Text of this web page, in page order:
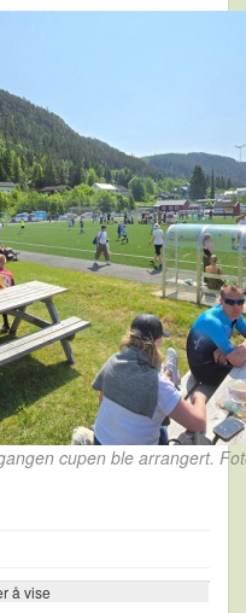
cupen ble arrangert.
å vise